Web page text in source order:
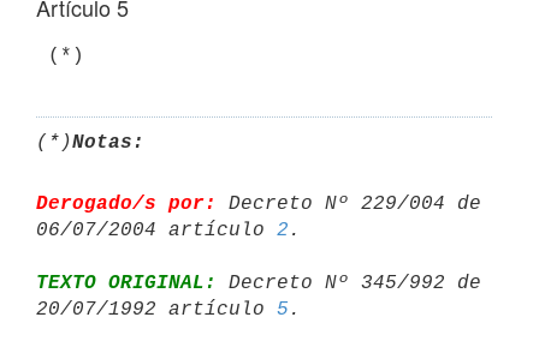
Artículo 5
(*)Notas:
Derogado/s por:
Decreto Nº 229/004 de
06/07/2004 artículo 2
TEXTO ORIGINAL:
Decreto Nº 345/992 de
20/07/1992 artículo 5